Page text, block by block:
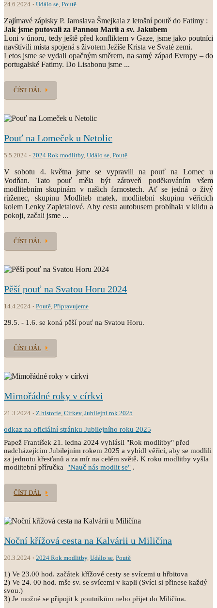
24.6.2024 Událo se, Poutě
Zajímavé zápisky P. Jaroslava Šmejkala z letošní poutě do Fatimy :
Jak jsme putovali za Pannou Marií a sv. Jakubem
Loni v únoru, tedy ještě před konfliktem v Gaze, jsme jako poutníci
navštívili místa spojená s životem Ježíše Krista ve Svaté zemi.
Letos jsme se vydali opačným směrem, na samý západ Evropy – do
portugalské Fatimy. Do Lisabonu jsme ...
ČÍST DÁL
Pouť na Lomeček u Netolic
5.5.2024 2024 Rok modlitby, Událo se, Poutě
V sobotu 4. května jsme se vypravili na pouť na Lomec u
Vodňan. Tato pouť měla být zároveň poděkováním všem
modlitebním skupinám v našich farnostech. Ať se jedná o živý
růženec, skupinu Modliteb matek, modlitební skupinu věřících
kolem Lenky Zapletalové. Aby cesta autobusem probíhala v klidu a
pokoji, začali jsme ...
ČÍST DÁL
Pěší pouť na Svatou Horu 2024
14.4.2024 Poutě, Připravujeme
29.5. - 1.6. se koná pěší pouť na Svatou Horu.
ČÍST DÁL
Mimořádné roky v církvi
21.3.2024 Z historie, Církev, Jubilejní rok 2025
odkaz na oficiální stránku Jubilejního roku 2025
Papež František 21. ledna 2024 vyhlásil "Rok modlitby" před
nadcházejícím Jubilejním rokem 2025 a vybídl věřící, aby se modlili
za jednotu křesťanů a za mír na celém světě. K roku modlitby vyšla
modlitební příručka "Nauč nás modlit se" .
ČÍST DÁL
Noční křížová cesta na Kalvárii u Miličína
20.3.2024 2024 Rok modlitby, Událo se, Poutě
1) Ve 23.00 hod. začátek křížové cesty se svícemi u hřbitova
2) Ve 24. 00 hod. mše sv. se svícemi v kapli (Svíci si přinese každý
svou.)
3) Je možné se připojit k poutníkům nebo přijet do Miličína.